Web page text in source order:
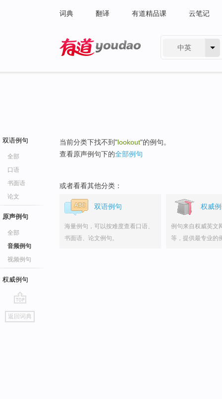
词典 翻译 有道精品课 云笔记
中英
双语例句
全部
口语
书面语
论文
原声例句
全部
音频例句
视频例句
权威例句
go
top
返回词典
当前分类下找不到"lookout"的例句。
查看原声例句下的全部例句
或者看看其他分类：
双语例句
海量例句，可以按难度查看口语、
书面语、论文例句。
权威
例句来自权威英文
等，提供最专业的